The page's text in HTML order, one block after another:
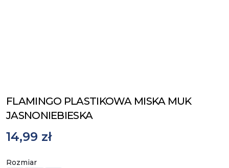
FLAMINGO PLASTIKOWA MISKA MUK
JASNONIEBIESKA
14,99 zł
Rozmiar